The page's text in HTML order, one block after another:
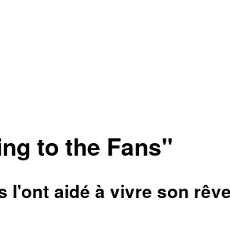
to the Fans"
l'ont aidé à vivre son